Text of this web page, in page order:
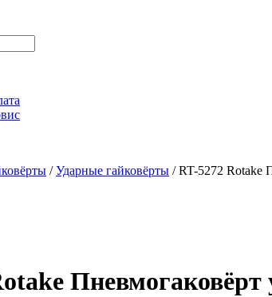
/Ударные гайковёрты / RT-5272 Rotake